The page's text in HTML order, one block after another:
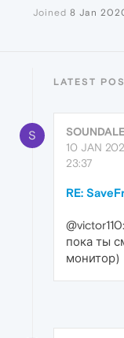
Joined 8 Jan
LATEST
S
10 JAN
23:37
RE:
пока ты
монитор)